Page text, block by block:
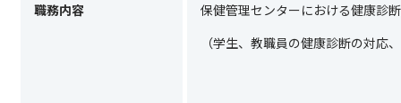
職務内容
保健管理センターにおける健康診
（学生、教職員の健康診断の対応